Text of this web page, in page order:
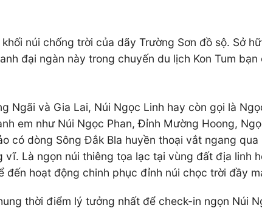
núi chống trời của dãy Trường Sơn đồ sộ. Sở
đại ngàn này trong chuyến du lịch Kon Tum
Ngãi và Gia Lai, Núi Ngọc Linh hay còn gọi là
em như Núi Ngọc Phan, Đỉnh Mường Hoong,
có dòng Sông Đắk Bla huyền thoại vắt ngang
Là ngọn núi thiêng tọa lạc tại vùng đất địa linh
hoạt động chinh phục đỉnh núi chọc trời đầy
thời điểm lý tưởng nhất để check-in ngọn Núi